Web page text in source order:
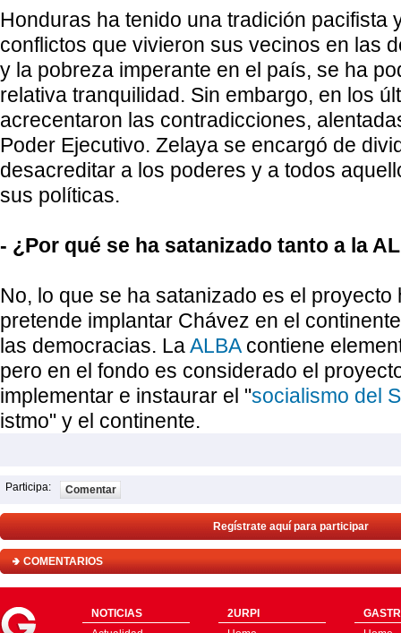
Honduras ha tenido una tradición pacifista
conflictos que vivieron sus vecinos en las
y la pobreza imperante en el país, se ha
relativa tranquilidad. Sin embargo, en los
acrecentaron las contradicciones,
Poder Ejecutivo. Zelaya se encargó de
desacreditar a los poderes y a todos
sus políticas.
- ¿Por qué se ha satanizado tanto a la
No, lo que se ha satanizado es el proyecto
pretende implantar Chávez en el
las democracias. LaALBAcontiene
pero en el fondo es considerado el
implementar e instaurar el "socialismo del
istmo" y el continente.
Participa: Comentar
Regístrate aquí para participar
COMENTARIOS
NOTICIAS
2URPI